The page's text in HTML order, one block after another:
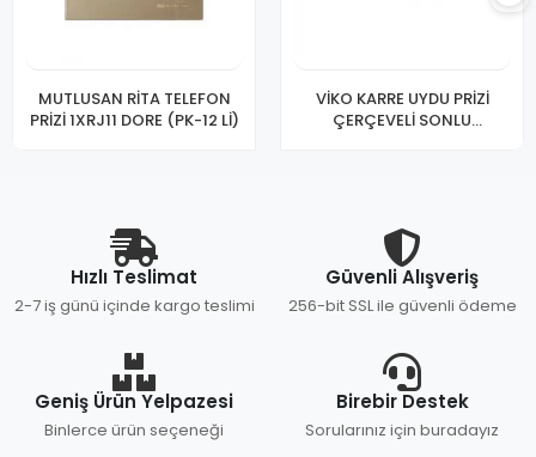
MUTLUSAN RİTA TELEFON
PRİZİ 1XRJ11 DORE (PK-12 Lİ)
VİKO KARRE UYDU PRİZİ
ÇERÇEVELİ SONLU
Hızlı Teslimat
2-7 iş günü içinde kargo teslimi
Güvenli Alışveriş
256-bit SSL ile güvenli ödeme
Geniş Ürün Yelpazesi
Binlerce ürün seçeneği
Birebir Destek
Sorularınız için buradayız